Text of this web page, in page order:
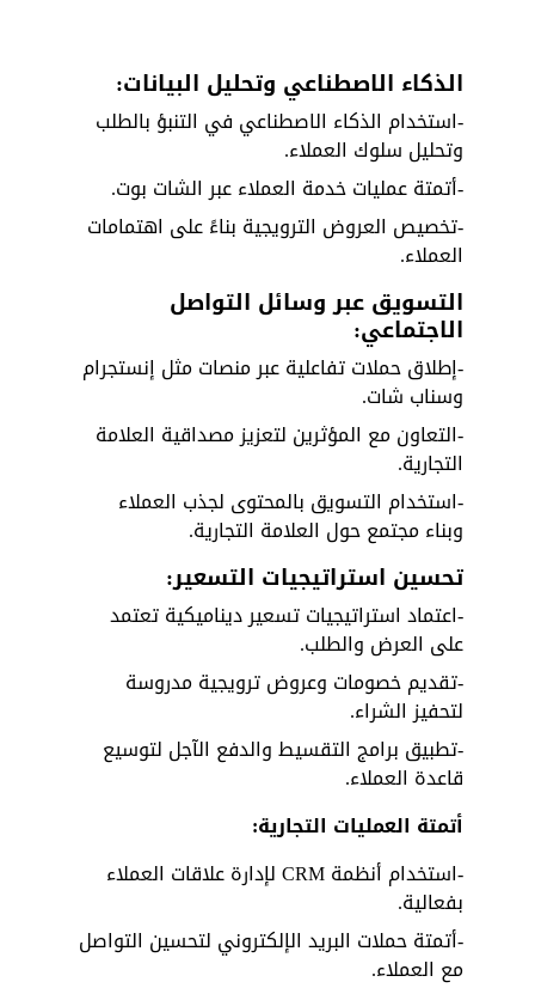
الذكاء الاصطناعي وتحليل البيانات:
-استخدام الذكاء الاصطناعي في التنبؤ بالطلب
وتحليل سلوك العملاء.
-أتمتة عمليات خدمة العملاء عبر الشات بوت.
-تخصيص العروض الترويجية بناءً على اهتمامات
العملاء.
التسويق عبر وسائل التواصل
الاجتماعي:
-إطلاق حملات تفاعلية عبر منصات مثل إنستجرام
وسناب شات.
-التعاون مع المؤثرين لتعزيز مصداقية العلامة
التجارية.
-استخدام التسويق بالمحتوى لجذب العملاء
وبناء مجتمع حول العلامة التجارية.
تحسين استراتيجيات التسعير:
-اعتماد استراتيجيات تسعير ديناميكية تعتمد
على العرض والطلب.
-تقديم خصومات وعروض ترويجية مدروسة
لتحفيز الشراء.
-تطبيق برامج التقسيط والدفع الآجل لتوسيع
قاعدة العملاء.
أتمتة العمليات التجارية:
-استخدام أنظمة CRM لإدارة علاقات العملاء
بفعالية.
-أتمتة حملات البريد الإلكتروني لتحسين التواصل
مع العملاء.